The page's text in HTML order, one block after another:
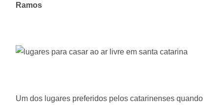
Ramos
Um dos lugares preferidos pelos catarinenses quando